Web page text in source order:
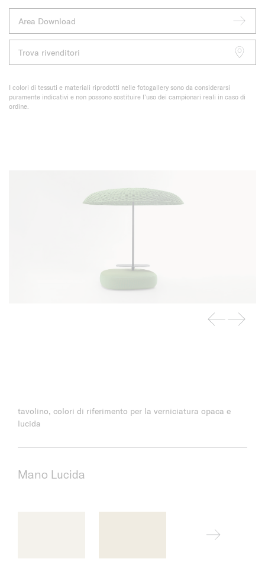
Area Download
Trova rivenditori
I colori di tessuti e materiali riprodotti nelle fotogallery sono da considerarsi
puramente indicativi e non possono sostituire l’uso dei campionari reali in caso di
ordine.
tavolino, colori di riferimento per la verniciatura opaca e
lucida
Mano Lucida